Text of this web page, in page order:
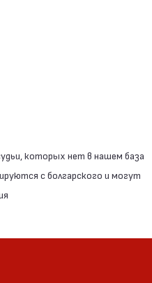
которых нет в нашем база
с болгарского и могут